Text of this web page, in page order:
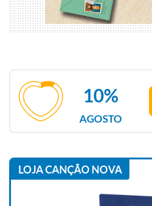
AGOSTO
10%
LOJA CANÇÃO NOVA